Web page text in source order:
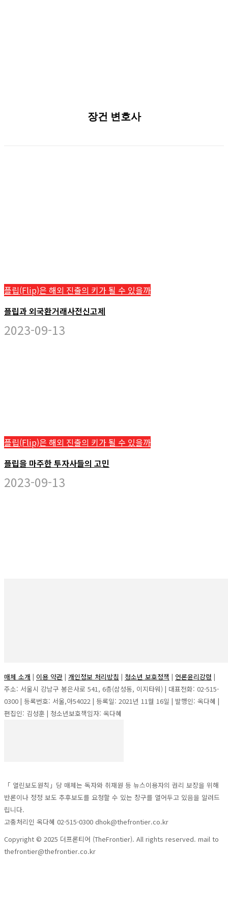
장건 변호사
플립(Flip)은 해외 진출의 키가 될 수 있을까
플립과 외국환거래사전신고제
2023-09-13
플립(Flip)은 해외 진출의 키가 될 수 있을까
플립을 마주한 투자사들의 고민
2023-09-13
매체 소개 | 이용 약관 | 개인정보 처리방침 | 청소년 보호정책 | 언론윤리강령 |
주소: 서울시 강남구 봉은사로 541, 6층(삼성동, 이지타워) | 대표전화: 02-515-
0300 | 등록번호: 서울,아54022 | 등록일: 2021년 11월 16일 | 발행인: 옥다혜 |
편집인: 김성훈 | 청소년보호책임자: 옥다혜
「 열린보도원칙」당 매체는 독자와 취재원 등 뉴스이용자의 권리 보장을 위해
반론이나 정정 보도 추후보도를 요청할 수 있는 창구를 열어두고 있음을 알려드
립니다.
고충처리인 옥다혜 02-515-0300 dhok@thefrontier.co.kr
Copyright © 2025 더프론티어 (TheFrontier). All rights reserved. mail to
thefrontier@thefrontier.co.kr